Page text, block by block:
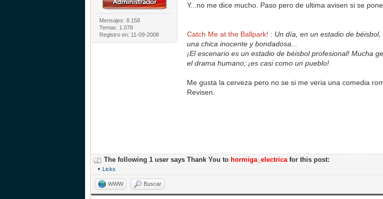
Mensajes: 8.158
Temas: 1.078
Registro en: 11-09-2008
Y...no me dice mucho. Paso pero de ultima avisen si se
Catch Me at the Ballpark! : Un día, en un estadio de
una chica inocente y bondadosa...
¡El escenario es un estadio de béisbol profesional! Mucha
el drama humano; ¡es casi como un pueblo!
Me gusta la cerveza pero no se si me veria una comedia
Revisen.
The following 1 user says Thank You to hormiga_electricafor this post:
• Licks
WWW Buscar